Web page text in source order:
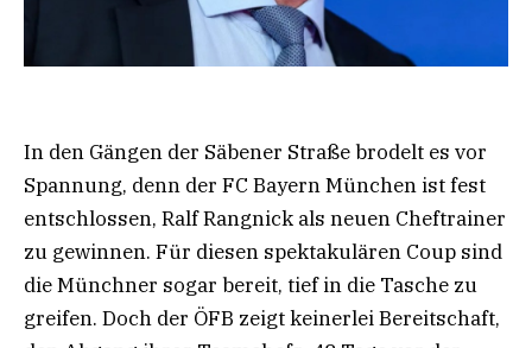
In den Gängen der Säbener Straße brodelt es vor
Spannung, denn der FC Bayern München ist fest
entschlossen, Ralf Rangnick als neuen Cheftrainer
zu gewinnen. Für diesen spektakulären Coup sind
die Münchner sogar bereit, tief in die Tasche zu
greifen. Doch der ÖFB zeigt keinerlei Bereitschaft,